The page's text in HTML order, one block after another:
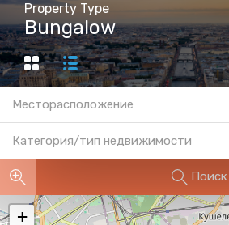
Property Type
Bungalow
Месторасположение
Категория/тип недвижимости
Поиск
+